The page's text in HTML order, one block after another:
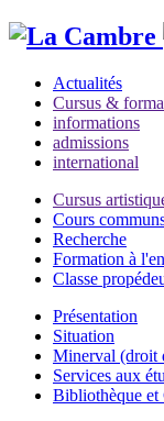
Actualités
Cursus &
informations
admissions
international
Cursus
Cours
Recherche
Formation à
Classe
Présentation
Situation
Minerval (droit
Services aux
Bibliothèque et